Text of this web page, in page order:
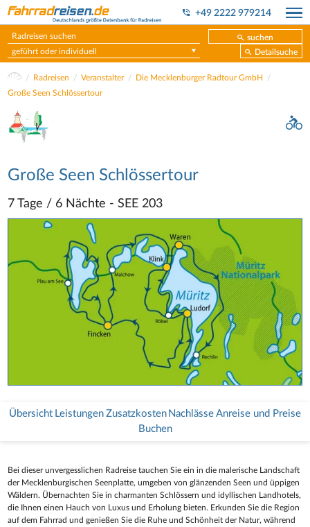
+49 2222 979214
suchen
geführt oder individuell
Detailsuche
Radreisen Veranstalter
Die Mecklenburger Radtour GmbH
Große Seen Schlössertour
Große Seen Schlössertour
7 Tage / 6 Nächte - SEE 203
Übersicht Leistungen Zusatzkosten Nachlässe Anreise und Preise
Buchen
Bei dieser unvergesslichen Radreise tauchen Sie ein in die malerische Landschaft
der Mecklenburgischen Seenplatte, umgeben von glänzenden Seen und üppigen
Wäldern. Übernachten Sie in charmanten Schlössern und idyllischen Landhotels,
die Ihnen einen Hauch von Luxus und Erholung bieten. Erkunden Sie die Region
auf dem Fahrrad und genießen Sie die Ruhe und Schönheit der Natur, während